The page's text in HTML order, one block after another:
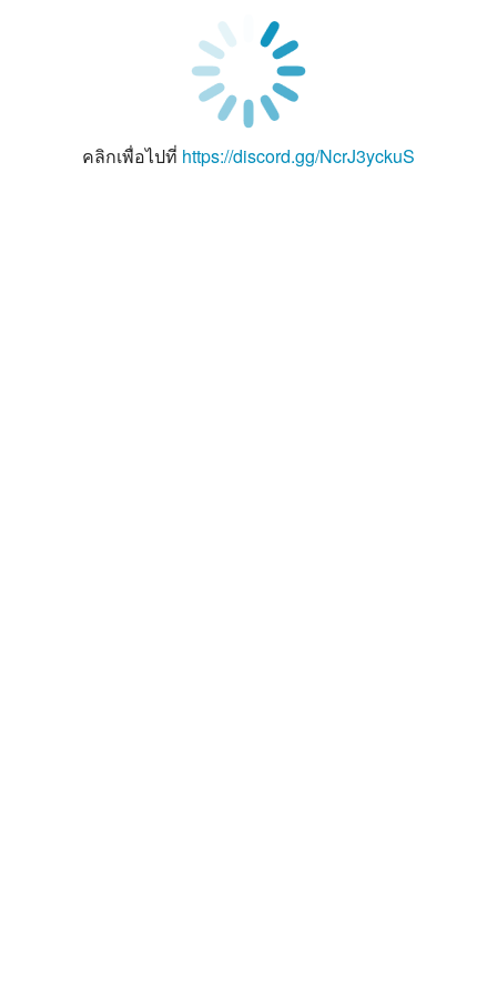
คลิกเพื่อไปที่ https://discord.gg/NcrJ3yckuS